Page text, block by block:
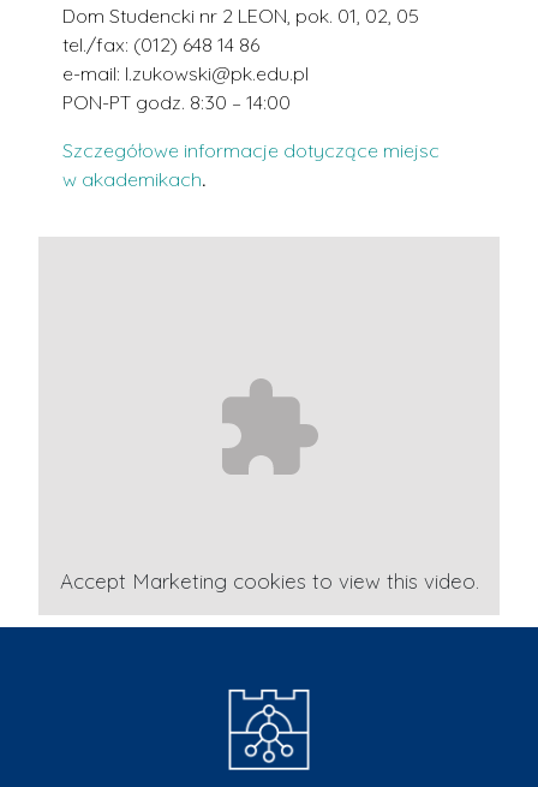
Dom Studencki nr 2 LEON, pok. 01, 02, 05
tel./fax: (012) 648 14 86
e-mail: l.zukowski@pk.edu.pl
PON-PT godz. 8:30 – 14:00
Szczegółowe informacje dotyczące miejsc
w akademikach.
Accept Marketing cookies to view this video.